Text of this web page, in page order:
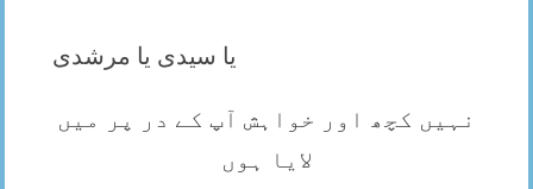
یا سیدی یا مرشدی
نہیں کچھ اور خواہش آپ کے در پر میں
لایا ہوں